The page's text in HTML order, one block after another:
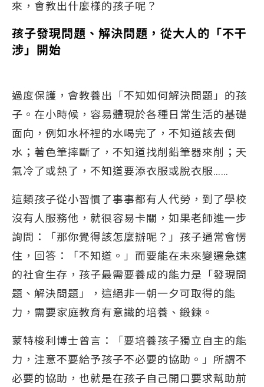
來，會教出什麼樣的孩子呢？
孩子發現問題、解決問題，從大人的「不干
涉」開始
過度保護，會教養出「不知如何解決問題」的孩
子。在小時候，容易體現於各種日常生活的基礎
面向，例如水杯裡的水喝完了，不知道該去倒
水；著色筆摔斷了，不知道找削鉛筆器來削；天
氣冷了或熱了，不知道要添衣服或脫衣服……
這類孩子從小習慣了事事都有人代勞，到了學校
沒有人服務他，就很容易卡關，如果老師進一步
詢問：「那你覺得該怎麼辦呢？」孩子通常會愣
住，回答：「不知道。」而要能在未來變遷急速
的社會生存，孩子最需要養成的能力是「發現問
題、解決問題」，這絕非一朝一夕可取得的能
力，需要家庭教育有意識的培養、鍛鍊。
蒙特梭利博士曾言：「要培養孩子獨立自主的能
力，注意不要給予孩子不必要的協助。」所謂不
必要的協助，也就是在孩子自己開口要求幫助前